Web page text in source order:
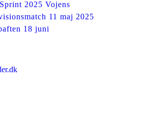
2025 Vojens
11 maj 2025
18 juni